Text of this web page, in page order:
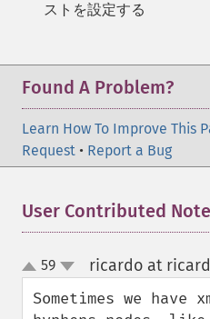
ストを設定する
Found A Problem?
Learn How To Improve This
Request • Report a Bug
User Contributed
up
down
59 ricardo at
Sometimes we have